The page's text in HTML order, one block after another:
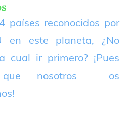
países reconocidos por
en este planeta, ¿No
cual ir primero? ¡Pues
que nosotros os